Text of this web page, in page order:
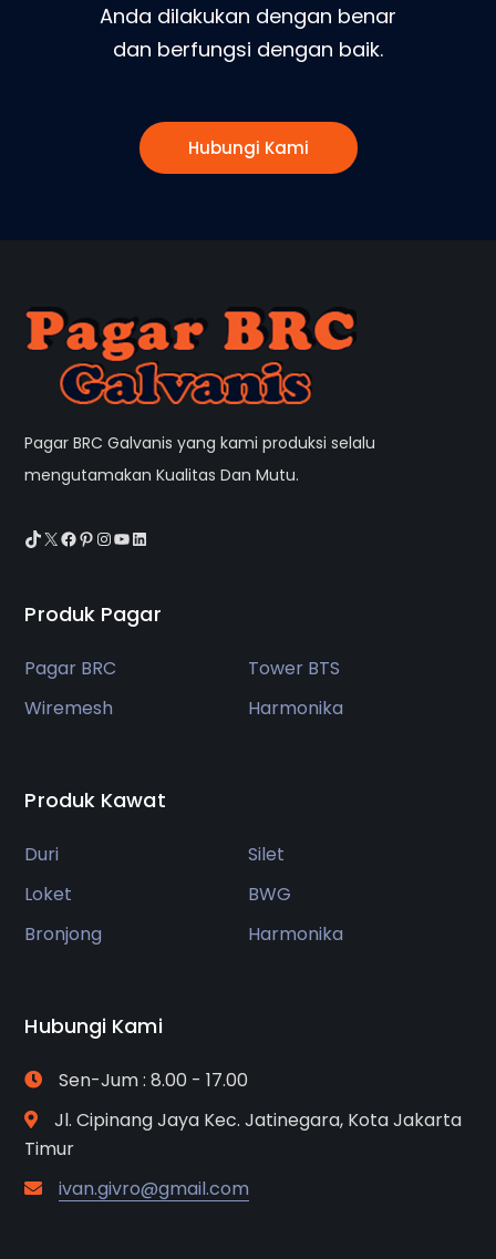
Anda dilakukan dengan benar
dan berfungsi dengan baik.
Hubungi Kami
Pagar BRC Galvanis yang kami produksi selalu
mengutamakan Kualitas Dan Mutu.
TikTok
X Facebook
Pinterest
Instagram
YouTube
LinkedIn
Produk Pagar
Pagar BRC
Tower BTS
Wiremesh
Harmonika
Produk Kawat
Duri
Silet
Loket
BWG
Bronjong
Harmonika
Hubungi Kami
Sen-Jum : 8.00 - 17.00
Jl. Cipinang Jaya Kec. Jatinegara, Kota Jakarta
Timur
ivan.givro@gmail.com